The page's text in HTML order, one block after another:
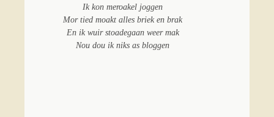
Ik kon meroakel joggen
Mor tied moakt alles briek en brak
En ik wuir stoadegaan weer mak
Nou dou ik niks as bloggen